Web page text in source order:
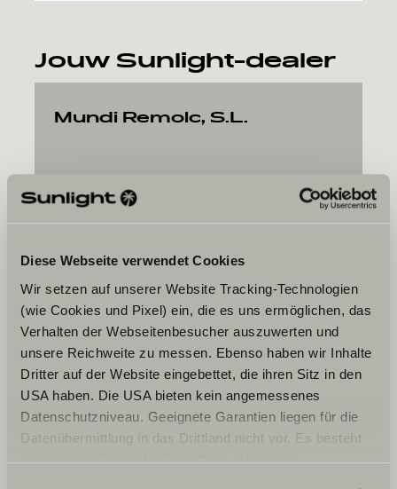
Diese Webseite verwendet Cookies
Wir setzen auf unserer Website Tracking-Technologien
(wie Cookies und Pixel) ein, die es uns ermöglichen, das
Verhalten der Webseitenbesucher auszuwerten und
unsere Reichweite zu messen. Ebenso haben wir Inhalte
Dritter auf der Website eingebettet, die ihren Sitz in den
USA haben. Die USA bieten kein angemessenes
Datenschutzniveau. Geeignete Garantien liegen für die
Datenübermittlung in das Drittland nicht vor. Es besteht
ein erhöhtes Risiko für Betroffene, da diesen
Jouw Sunlight-dealer
Mundi Remolc, S.L.
17242 Quart (Girona)
Jouw gewenste datum
Datum